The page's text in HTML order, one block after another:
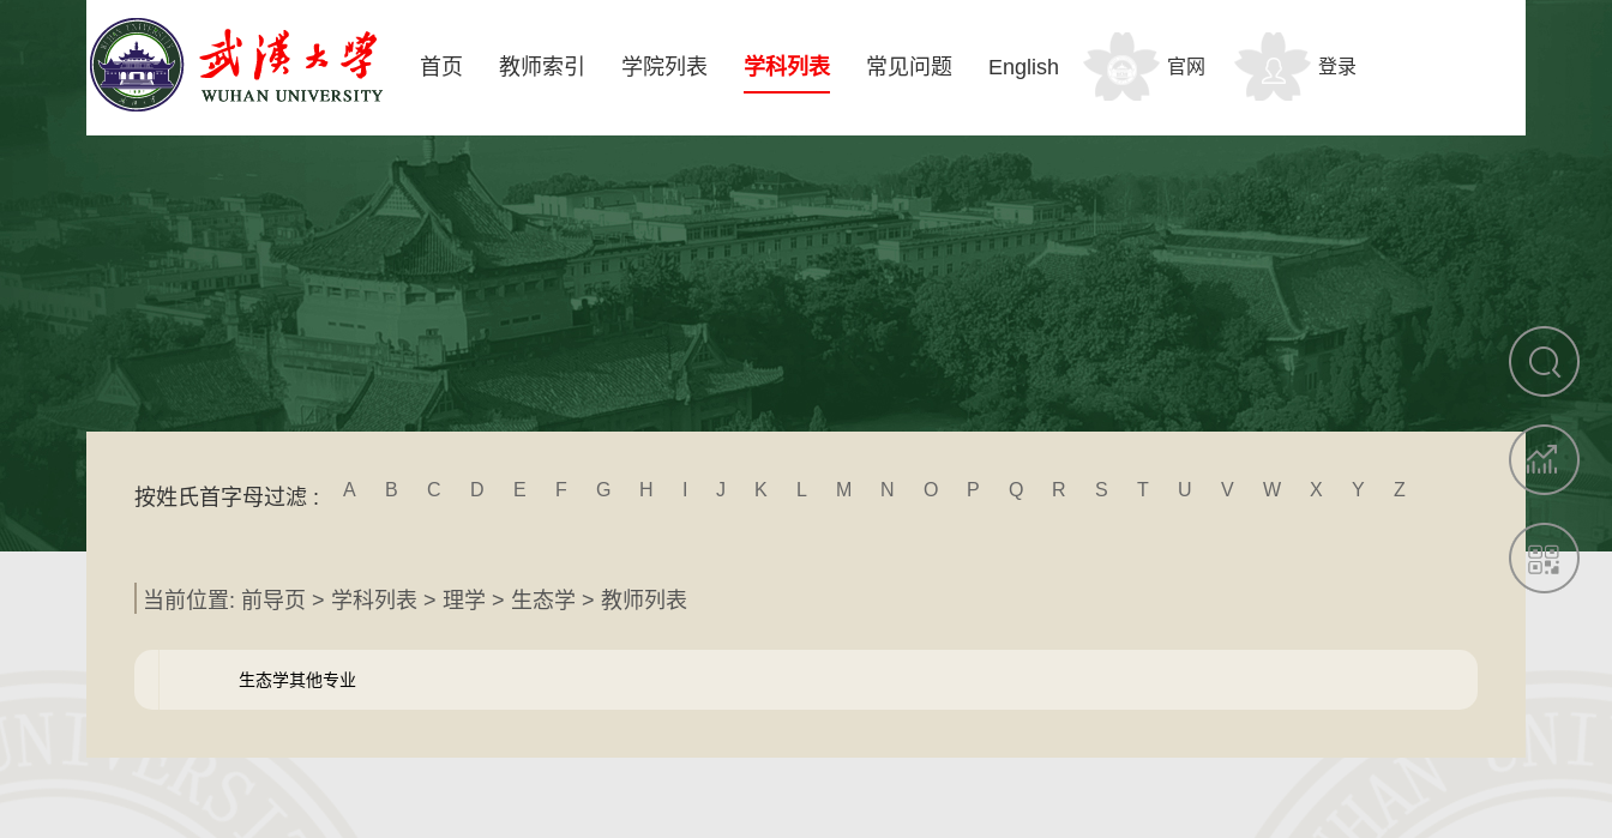
首页 教师索引 学院列表 学科列表 常见问题 English 官网 登录
按姓氏首字母过滤 : A B C D E F G H J K L M N O P Q R S T U V W X Y Z
当前位置: 前导页 > 学科列表 > 理学 > 生态学 > 教师列表
生态学其他专业